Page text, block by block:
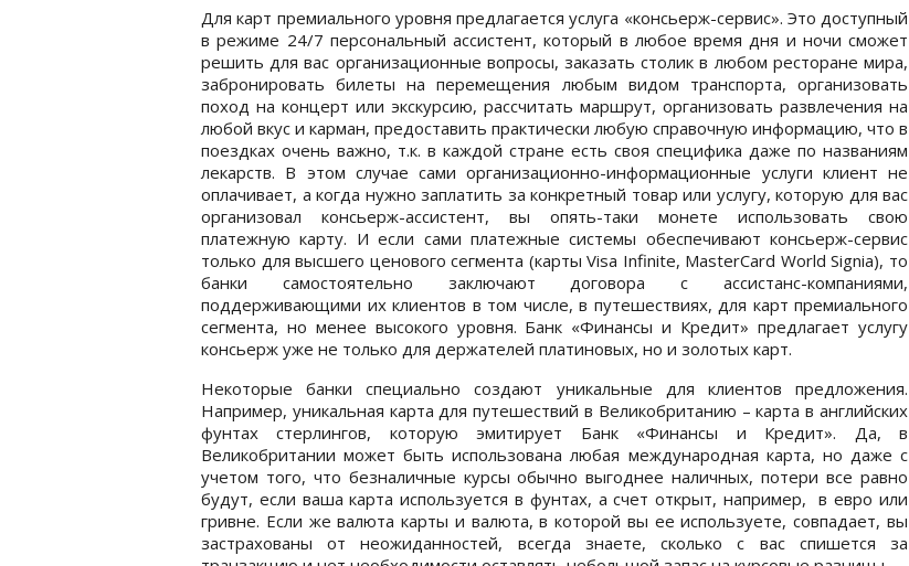
Для карт премиального уровня предлагается услуга «консьерж-сервис». Это доступный
в режиме 24/7 персональный ассистент, который в любое время дня и ночи сможет
решить для вас организационные вопросы, заказать столик в любом ресторане мира,
забронировать билеты на перемещения любым видом транспорта, организовать
поход на концерт или экскурсию, рассчитать маршрут, организовать развлечения на
любой вкус и карман, предоставить практически любую справочную информацию, что в
поездках очень важно, т.к. в каждой стране есть своя специфика даже по названиям
лекарств. В этом случае сами организационно-информационные услуги клиент не
оплачивает, а когда нужно заплатить за конкретный товар или услугу, которую для вас
организовал консьерж-ассистент, вы опять-таки монете использовать свою
платежную карту. И если сами платежные системы обеспечивают консьерж-сервис
только для высшего ценового сегмента (карты Visa Infinite, MasterCard World Signia), то
банки самостоятельно заключают договора с ассистанс-компаниями,
поддерживающими их клиентов в том числе, в путешествиях, для карт премиального
сегмента, но менее высокого уровня. Банк «Финансы и Кредит» предлагает услугу
консьерж уже не только для держателей платиновых, но и золотых карт.
Некоторые банки специально создают уникальные для клиентов предложения.
Например, уникальная карта для путешествий в Великобританию – карта в английских
фунтах стерлингов, которую эмитирует Банк «Финансы и Кредит». Да, в
Великобритании может быть использована любая международная карта, но даже с
учетом того, что безналичные курсы обычно выгоднее наличных, потери все равно
будут, если ваша карта используется в фунтах, а счет открыт, например, в евро или
гривне. Если же валюта карты и валюта, в которой вы ее используете, совпадает, вы
застрахованы от неожиданностей, всегда знаете, сколько с вас спишется за